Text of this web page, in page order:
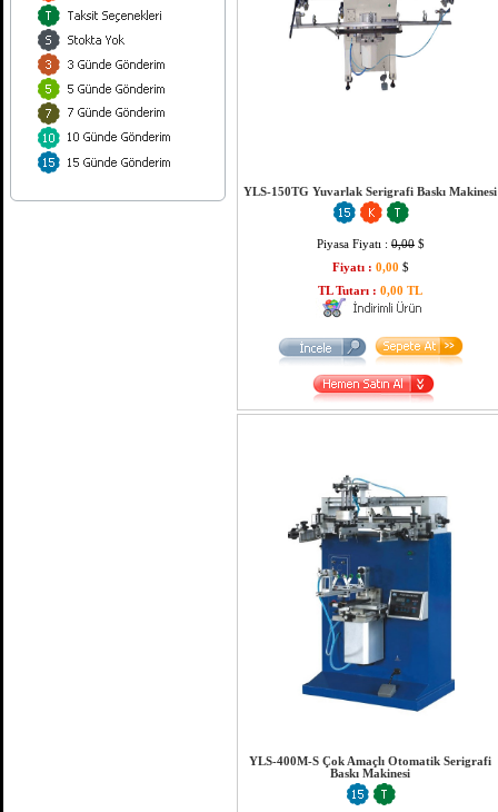
YLS-150TG Yuvarlak Serigrafi Baskı Makinesi
Piyasa Fiyatı : 0,00 $
Fiyatı : 0,00 $
TL Tutarı :0,00 TL
YLS-400M-S Çok Amaçlı Otomatik Serigrafi
Baskı Makinesi